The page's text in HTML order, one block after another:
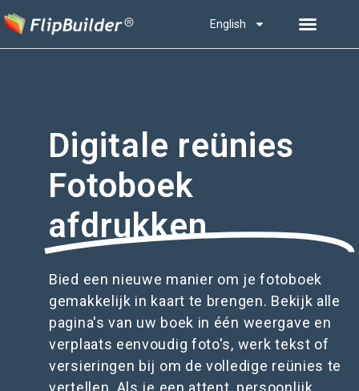
English
Digitale reünies
Fotoboek
afdrukken
Bied een nieuwe manier om je fotoboek
gemakkelijk in kaart te brengen. Bekijk alle
pagina's van uw boek in één weergave en
verplaats eenvoudig foto's, werk tekst of
versieringen bij om de volledige reünies te
vertellen. Als je een attent, persoonlijk